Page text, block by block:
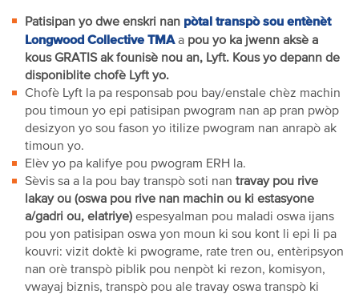
Patisipan yo dwe enskri nan pòtal transpò sou entènèt
Longwood Collective TMAa pou yo ka jwenn aksè a
kous GRATIS ak founisè nou an, Lyft. Kous yo depann de
disponiblite chofè Lyft yo.
Chofè Lyft la pa responsab pou bay/enstale chèz machin
pou timoun yo epi patisipan pwogram nan ap pran pwòp
desizyon yo sou fason yo itilize pwogram nan anrapò ak
timoun yo.
Elèv yo pa kalifye pou pwogram ERH la.
Sèvis sa a la pou bay transpò soti nan travay pou rive
lakay ou (oswa pou rive nan machin ou ki estasyone
a/gadri ou, elatriye) espesyalman pou maladi oswa ijans
pou yon patisipan oswa yon moun ki sou kont li epi li pa
kouvri: vizit doktè ki pwograme, rate tren ou, entèripsyon
nan orè transpò piblik pou nenpòt ki rezon, komisyon,
vwayaj biznis, transpò pou ale travay oswa transpò ki